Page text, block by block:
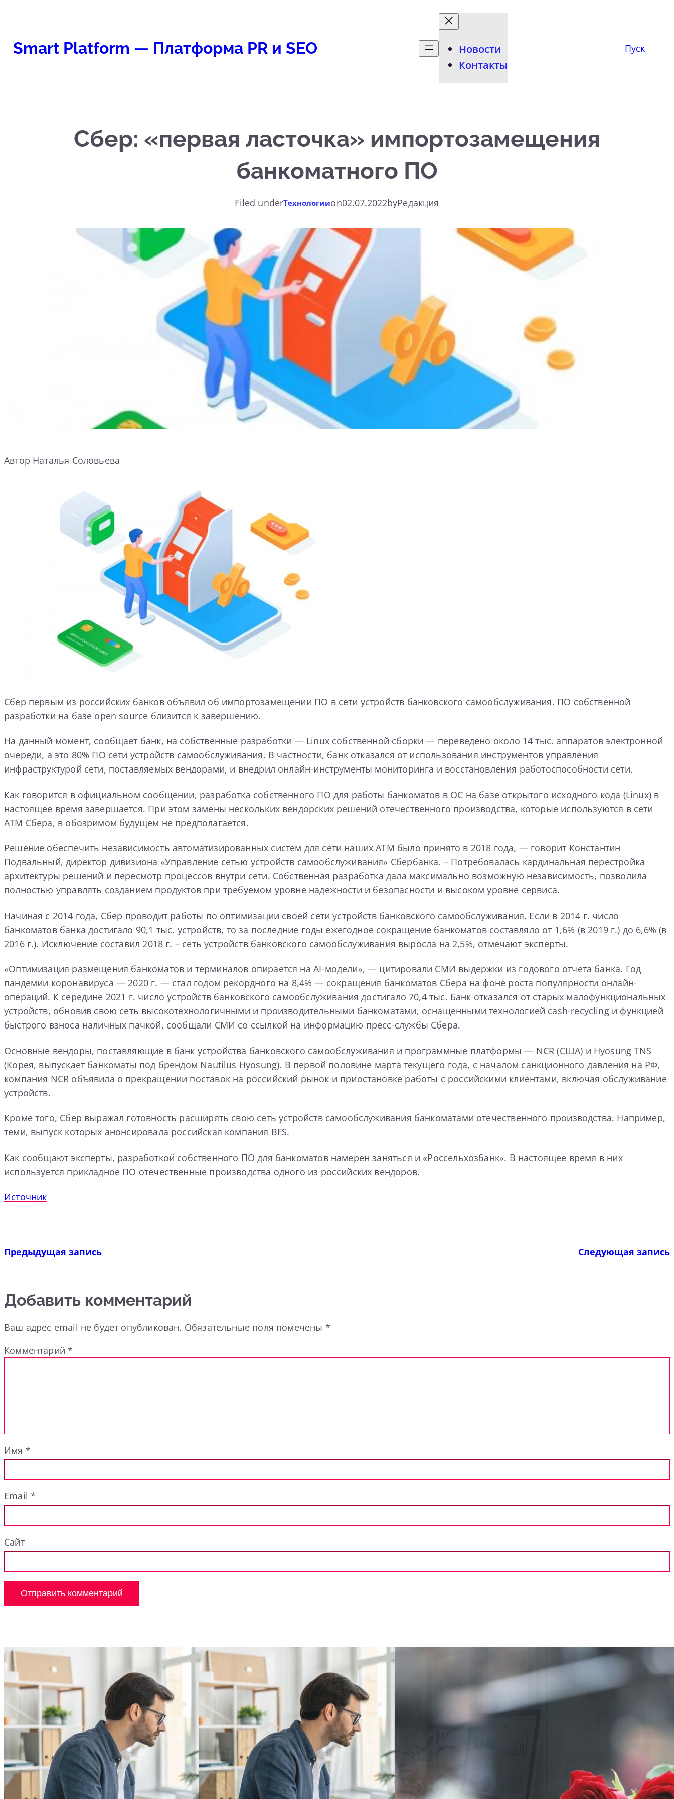
Smart Platform — Платформа PR и SEO
Новости
Контакты
Пуск
Сбер: «первая ласточка» импортозамещения
банкоматного ПО
Filed underТехнологииon02.07.2022byРедакция
Автор Наталья Соловьева
Сбер первым из российских банков объявил об импортозамещении ПО в сети устройств банковского самообслуживания. ПО собственной
разработки на базе open source близится к завершению.
На данный момент, сообщает банк, на собственные разработки — Linux собственной сборки — переведено около 14 тыс. аппаратов электронной
очереди, а это 80% ПО сети устройств самообслуживания. В частности, банк отказался от использования инструментов управления
инфраструктурой сети, поставляемых вендорами, и внедрил онлайн-инструменты мониторинга и восстановления работоспособности сети.
Как говорится в официальном сообщении, разработка собственного ПО для работы банкоматов в ОС на базе открытого исходного кода (Linux) в
настоящее время завершается. При этом замены нескольких вендорских решений отечественного производства, которые используются в сети
ATM Сбера, в обозримом будущем не предполагается.
Решение обеспечить независимость автоматизированных систем для сети наших ATM было принято в 2018 года, — говорит Константин
Подвальный, директор дивизиона «Управление сетью устройств самообслуживания» Сбербанка. – Потребовалась кардинальная перестройка
архитектуры решений и пересмотр процессов внутри сети. Собственная разработка дала максимально возможную независимость, позволила
полностью управлять созданием продуктов при требуемом уровне надежности и безопасности и высоком уровне сервиса.
Начиная с 2014 года, Сбер проводит работы по оптимизации своей сети устройств банковского самообслуживания. Если в 2014 г. число
банкоматов банка достигало 90,1 тыс. устройств, то за последние годы ежегодное сокращение банкоматов составляло от 1,6% (в 2019 г.) до 6,6% (в
2016 г.). Исключение составил 2018 г. – сеть устройств банковского самообслуживания выросла на 2,5%, отмечают эксперты.
«Оптимизация размещения банкоматов и терминалов опирается на AI-модели», — цитировали СМИ выдержки из годового отчета банка. Год
пандемии коронавируса — 2020 г. — стал годом рекордного на 8,4% — сокращения банкоматов Сбера на фоне роста популярности онлайн-
операций. К середине 2021 г. число устройств банковского самообслуживания достигало 70,4 тыс. Банк отказался от старых малофункциональных
устройств, обновив свою сеть высокотехнологичными и производительными банкоматами, оснащенными технологией cash-recycling и функцией
быстрого взноса наличных пачкой, сообщали СМИ со ссылкой на информацию пресс-службы Сбера.
Основные вендоры, поставляющие в банк устройства банковского самообслуживания и программные платформы — NCR (США) и Hyosung TNS
(Корея, выпускает банкоматы под брендом Nautilus Hyosung). В первой половине марта текущего года, с началом санкционного давления на РФ,
компания NCR объявила о прекращении поставок на российский рынок и приостановке работы с российскими клиентами, включая обслуживание
устройств.
Кроме того, Сбер выражал готовность расширять свою сеть устройств самообслуживания банкоматами отечественного производства. Например,
теми, выпуск которых анонсировала российская компания BFS.
Как сообщают эксперты, разработкой собственного ПО для банкоматов намерен заняться и «Россельхозбанк». В настоящее время в них
используется прикладное ПО отечественные производства одного из российских вендоров.
Источник
Предыдущая запись Следующая запись
Добавить комментарий
Ваш адрес email не будет опубликован. Обязательные поля помечены *
Комментарий*
Имя *
Email*
Сайт